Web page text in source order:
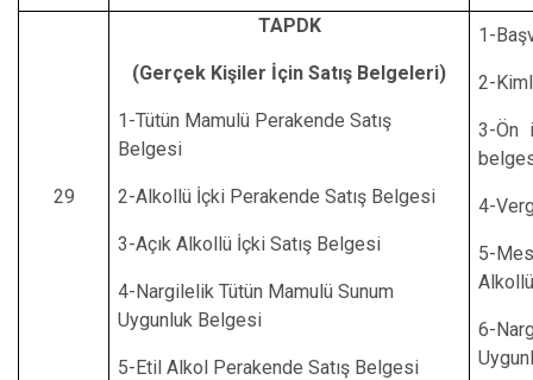
29
TAPDK
(Gerçek Kişiler İçin Satış Belgeleri)
1-Tütün Mamulü Perakende Satış
Belgesi
2-Alkollü İçki Perakende Satış Belgesi
3-Açık Alkollü İçki Satış Belgesi
4-Nargilelik Tütün Mamulü Sunum
Uygunluk Belgesi
5-Etil Alkol Perakende Satış Belgesi
1-
2-
3-Ön
4-
5-
6-